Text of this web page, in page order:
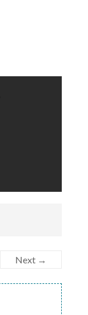
Next →